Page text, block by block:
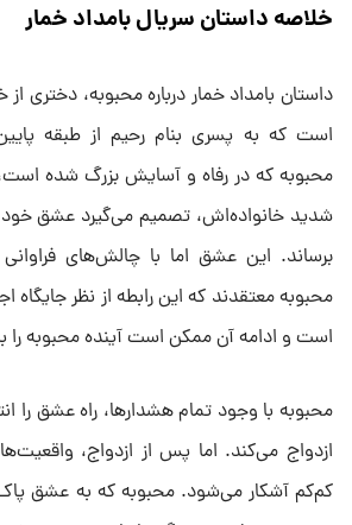
خلاصه داستان سریال بامداد خمار
داستان بامداد خمار درباره محبوبه، دختری
است که به پسری بنام رحیم از طبقه
محبوبه که در رفاه و آسایش بزرگ شده
شدید خانواده‌اش، تصمیم می‌گیرد عشق خود
برساند. این عشق اما با چالش‌های
محبوبه معتقدند که این رابطه از نظر جایگاه
است و ادامه آن ممکن است آینده محبوبه را
محبوبه با وجود تمام هشدارها، راه عشق را
ازدواج می‌کند. اما پس از ازدواج،
کم‌کم آشکار می‌شود. محبوبه که به عشق